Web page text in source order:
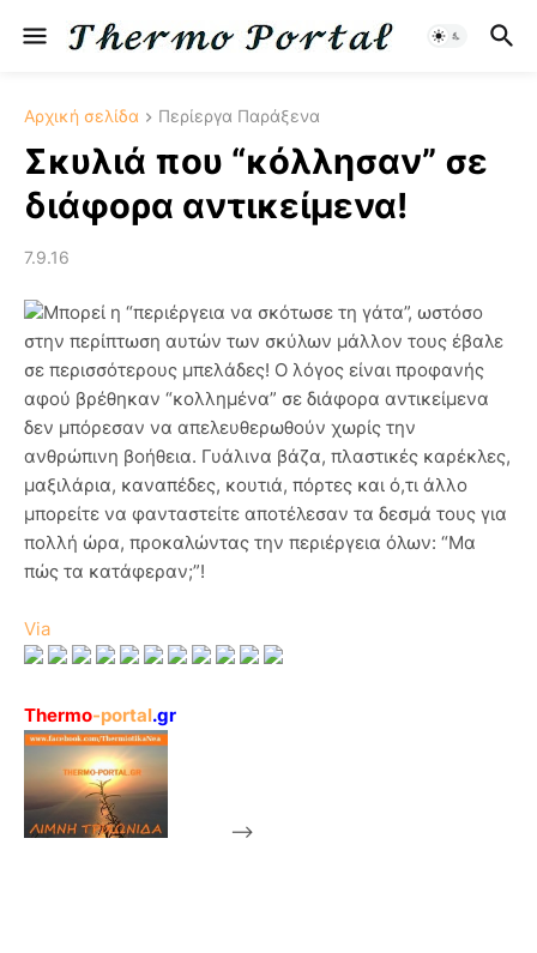
Αρχική σελίδα Περίεργα Παράξενα
Σκυλιά που “κόλλησαν” σε
διάφορα αντικείμενα!
7.9.16
Μπορεί η “περιέργεια να σκότωσε τη γάτα”, ωστόσο
στην περίπτωση αυτών των σκύλων μάλλον τους έβαλε
σε περισσότερους μπελάδες! Ο λόγος είναι προφανής
αφού βρέθηκαν “κολλημένα” σε διάφορα αντικείμενα
δεν μπόρεσαν να απελευθερωθούν χωρίς την
ανθρώπινη βοήθεια. Γυάλινα βάζα, πλαστικές καρέκλες,
μαξιλάρια, καναπέδες, κουτιά, πόρτες και ό,τι άλλο
μπορείτε να φανταστείτε αποτέλεσαν τα δεσμά τους για
πολλή ώρα, προκαλώντας την περιέργεια όλων: “Μα
πώς τα κατάφεραν;”!
Via
Thermo-portal.gr
-->